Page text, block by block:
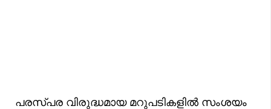
പരസ്പര വിരുദ്ധമായ മറുപടികളിൽ സംശയം